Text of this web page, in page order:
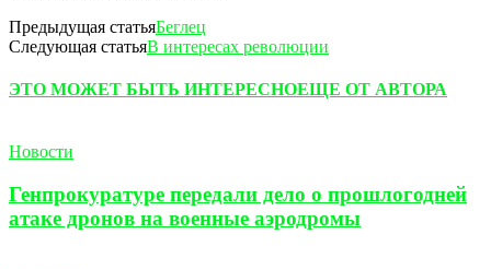
Предыдущая статьяБеглец
Следующая статьяВ интересах революции
ЭТО МОЖЕТ БЫТЬ ИНТЕРЕСНОЕЩЕ ОТ АВТОРА
Новости
Генпрокуратуре передали дело о прошлогодней
атаке дронов на военные аэродромы